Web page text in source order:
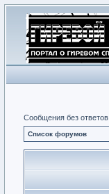
Сообщения без ответов
Список форумов